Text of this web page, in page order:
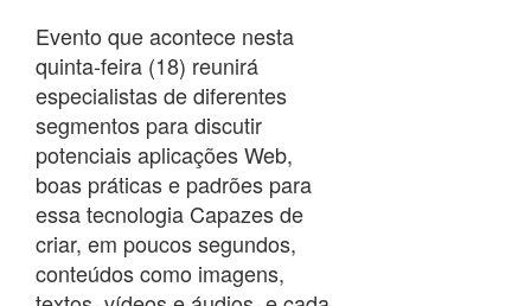
Evento que acontece nesta
quinta-feira (18) reunirá
especialistas de diferentes
segmentos para discutir
potenciais aplicações Web,
boas práticas e padrões para
essa tecnologia Capazes de
criar, em poucos segundos,
conteúdos como imagens,